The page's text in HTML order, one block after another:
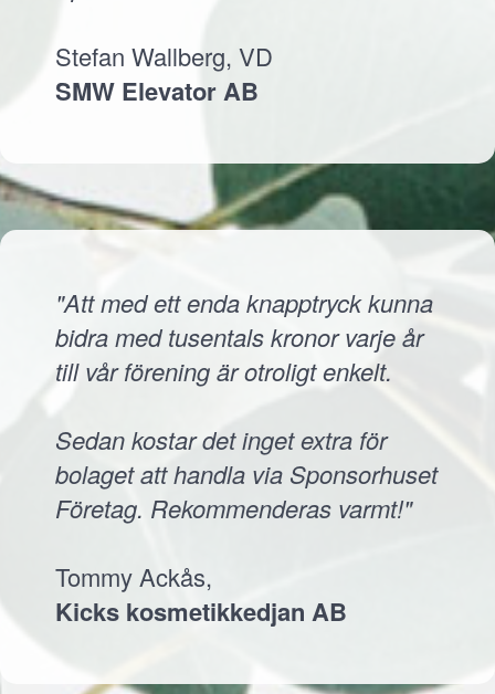
Stefan Wallberg, VD
SMW Elevator AB
"Att med ett enda knapptryck kunna
bidra med tusentals kronor varje år
till vår förening är otroligt enkelt.
Sedan kostar det inget extra för
bolaget att handla via Sponsorhuset
Företag. Rekommenderas varmt!"
Tommy Ackås,
Kicks kosmetikkedjan AB